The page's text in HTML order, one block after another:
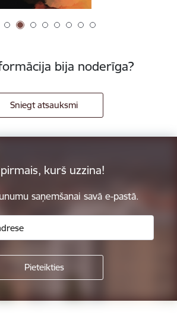
bija noderīga?
Sniegt atsauksmi
kurš uzzina!
saņemšanai savā e-pastā.